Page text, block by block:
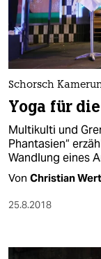
Schorsch
Yoga für
Multikulti und
Phantasien“
Wandlung eines
Von Christian
25.8.2018